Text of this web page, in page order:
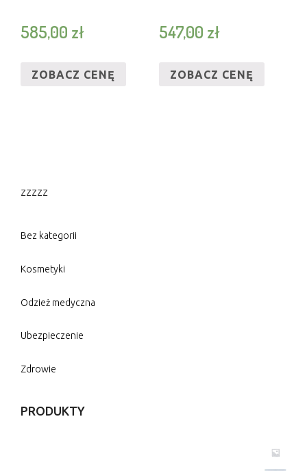
585,00 zł
ZOBACZ CENĘ
547,00 zł
ZOBACZ CENĘ
zzzzz
Bez kategorii
Kosmetyki
Odzież medyczna
Ubezpieczenie
Zdrowie
PRODUKTY